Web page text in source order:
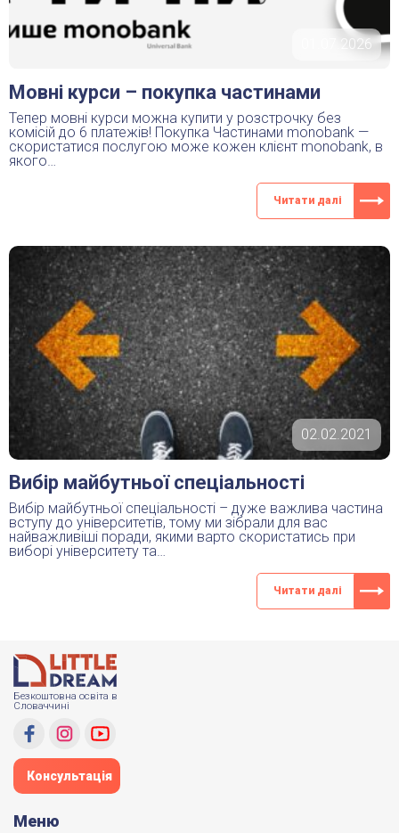
01.07.2026
Мовні курси – покупка частинами
Тепер мовні курси можна купити у розстрочку без
комісій до 6 платежів! Покупка Частинами monobank —
скористатися послугою може кожен клієнт monobank, в
якого…
Читати далі
02.02.2021
Вибір майбутньої спеціальності
Вибір майбутньої спеціальності – дуже важлива частина
вступу до університетів, тому ми зібрали для вас
найважливіші поради, якими варто скористатись при
виборі університету та…
Читати далі
Безкоштовна освіта в
Словаччині
Консультація
Меню